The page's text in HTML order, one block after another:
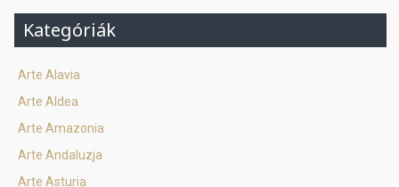
Kategóriák
Arte Alavia
Arte Aldea
Arte Amazonia
Arte Andaluzja
Arte Asturia